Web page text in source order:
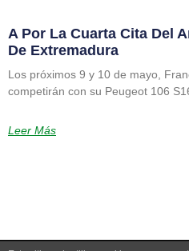
A Por La Cuarta Cita Del
De Extremadura
Los próximos 9 y 10 de mayo,
competirán con su Peugeot 106
Leer Más